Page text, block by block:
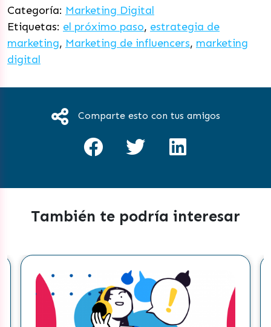
Categoría: Marketing Digital
Etiquetas: el próximo paso, estrategia de
marketing, Marketing de influencers, marketing
digital
Comparte esto con tus amigos
También te podría interesar